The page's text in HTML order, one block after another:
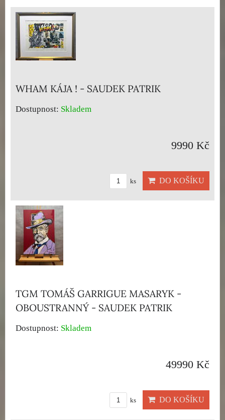
WHAM KÁJA ! - SAUDEK PATRIK
Dostupnost: Skladem
9990 Kč
ks DO KOŠÍKU
TGM TOMÁŠ GARRIGUE MASARYK -
OBOUSTRANNÝ - SAUDEK PATRIK
Dostupnost: Skladem
49990 Kč
ks DO KOŠÍKU